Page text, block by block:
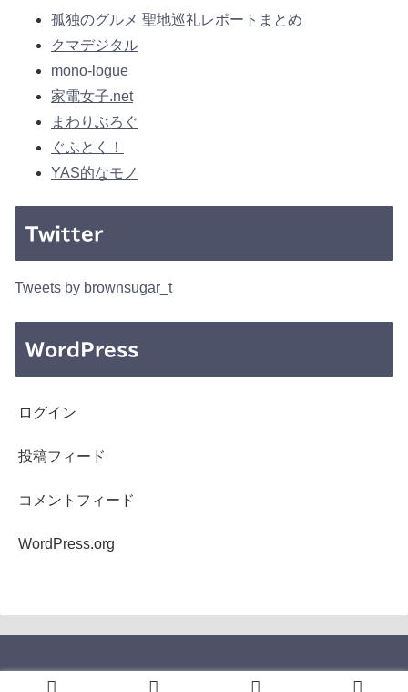
孤独のグルメ 聖地巡礼レポートまとめ
クマデジタル
mono-logue
家電女子.net
まわりぶろぐ
ぐふとく！
YAS的なモノ
Twitter
Tweets by brownsugar_t
WordPress
ログイン
投稿フィード
コメントフィード
WordPress.org